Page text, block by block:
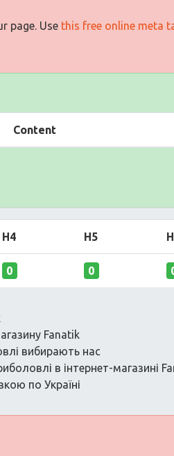
page. Use this free online meta
Content
H4 H5
0 0
Fanatik
вибирають нас
в інтернет-магазині
по Україні